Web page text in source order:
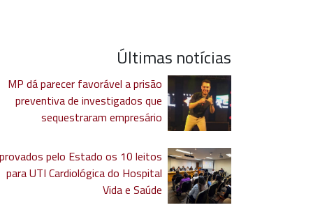
Últimas notícias
MP dá parecer favorável a prisão
preventiva de investigados que
sequestraram empresário
pelo Estado os 10 leitos
para UTI Cardiológica do Hospital
Vida e Saúde